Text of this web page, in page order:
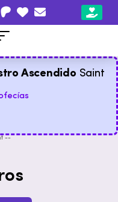
Ascendido Saint
--